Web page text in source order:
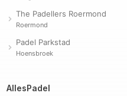
The Padellers Roermond
Roermond
Padel Parkstad
Hoensbroek
AllesPadel